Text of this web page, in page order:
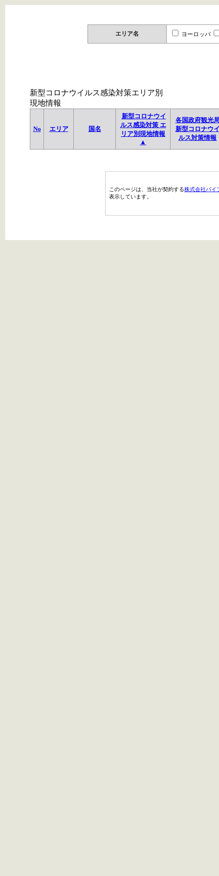
エリア名 ヨーロッパ
新型コロナウイルス感染対策エリア別
現地情報
No エリア 国名
新型コロナウイ
ルス感染対策 エ
リア別現地情報
▲
各国政府観光
新型コロナウ
ルス対策情報
このページは、当社が契約する株式会社パイ
表示しています。